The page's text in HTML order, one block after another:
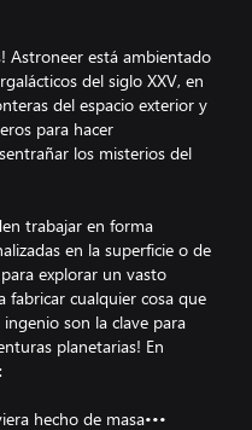
Astroneer está ambientado
del siglo XXV, en
del espacio exterior y
para hacer
los misterios del
trabajar en forma
en la superficie o de
explorar un vasto
fabricar cualquier cosa que
son la clave para
planetarias! En
hecho de masa•••